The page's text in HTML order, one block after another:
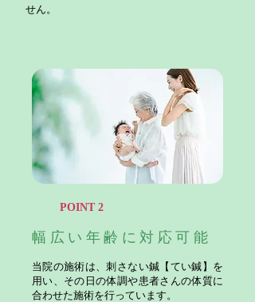
せん。
​POINT 2
幅広い年齢に対応可能
当院の施術は、刺さない鍼【てい鍼】を
用い、その日の体調や患者さんの体質に
合わせた施術を行っています。